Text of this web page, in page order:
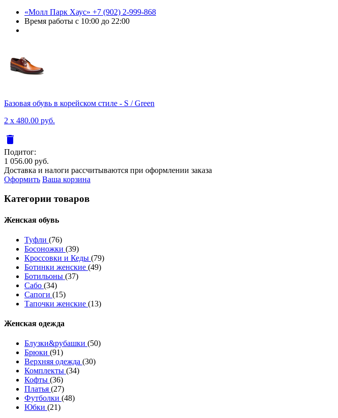
«Молл Парк Хаус» +7 (902) 2-999-868
Время работы с 10:00 до 22:00
Базовая обувь в корейском стиле - S / Green
2 x 480.00 руб.
delete
Подитог:
1 056.00 руб.
Доставка и налоги рассчитываются при оформлении заказа
Оформить Ваша корзина
Категории товаров
Женcкая обувь
Туфли (76)
Босоножки (39)
Кроссовки и Кеды (79)
Ботинки женские (49)
Ботильоны (37)
Сабо (34)
Сапоги (15)
Тапочки женские (13)
Женская одежда
Блузки&рубашки (50)
Брюки (91)
Верхняя одежда (30)
Комплекты (34)
Кофты (36)
Платья (27)
Футболки (48)
Юбки (21)